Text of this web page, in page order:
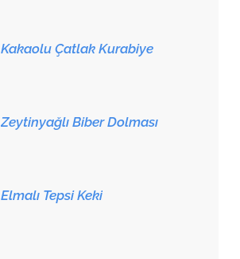
Kakaolu Çatlak Kurabiye
Zeytinyağlı Biber Dolması
Elmalı Tepsi Keki